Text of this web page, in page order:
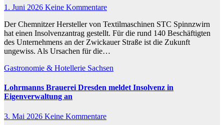
1. Juni 2026 Keine Kommentare
Der Chemnitzer Hersteller von Textilmaschinen STC Spinnzwirn
hat einen Insolvenzantrag gestellt. Für die rund 140 Beschäftigten
des Unternehmens an der Zwickauer Straße ist die Zukunft
ungewiss. Als Ursachen für die…
Gastronomie & Hotellerie Sachsen
Lohrmanns Brauerei Dresden meldet Insolvenz in
Eigenverwaltung an
3. Mai 2026 Keine Kommentare